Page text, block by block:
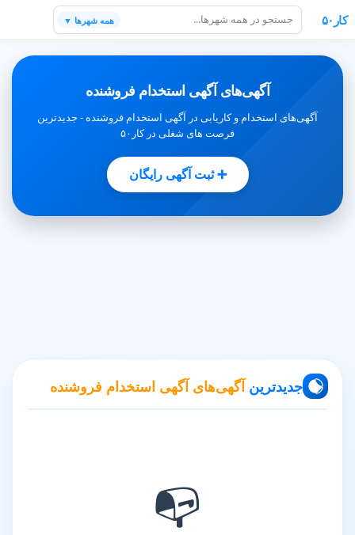
کار۵۰ همه شهرها ▼
آگهی‌های آگهی استخدام فروشنده
آگهی‌های استخدام و کاریابی در آگهی استخدام فروشنده - جدیدترین
فرصت های شغلی در کار۵۰
➕ ثبت آگهی رایگان
جدیدترینآگهی‌های آگهی استخدام فروشنده
📭